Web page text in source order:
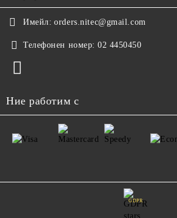
Имейл: orders.nitec@gmail.com
Телефонен номер: 02 4450450
Ние работим с
GDPR